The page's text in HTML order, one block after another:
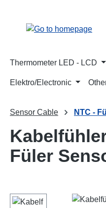
Thermometer LED - LCD
Elektro/Electronic
Sensor Cable NTC -
Füler
Skip image gallery